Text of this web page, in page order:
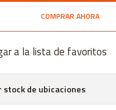
COMPRAR AHORA
a la lista de favoritos
de ubicaciones